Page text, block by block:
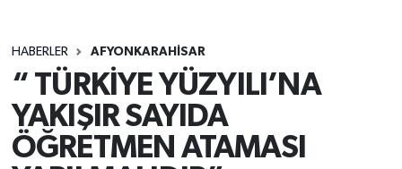
HABERLER AFYONKARAHİSAR
“ TÜRKİYE YÜZYILI’NA
YAKIŞIR SAYIDA
ÖĞRETMEN ATAMASI